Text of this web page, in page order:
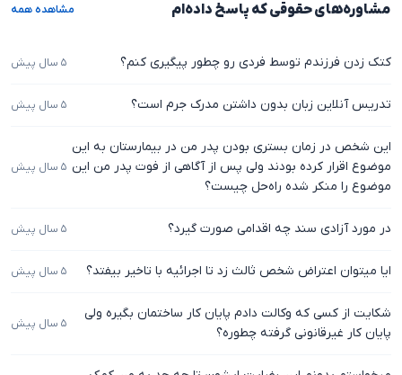
مشاوره‌های حقوقی که پاسخ داده‌ام مشاهده همه
کتک زدن فرزندم توسط فردی رو چطور پیگیری کنم؟ ۵ سال پیش
تدریس آنلاین زبان بدون داشتن مدرک جرم است؟ ۵ سال پیش
این شخص در زمان بستری بودن پدر من در بیمارستان به این
موضوع اقرار کرده بودند ولی پس از آگاهی از فوت پدر من این
موضوع را منکر شده راه‌حل چیست؟
۵ سال پیش
در مورد آزادی سند چه اقدامی صورت گیرد؟ ۵ سال پیش
ایا میتوان اعتراض شخص ثالث زد تا اجرائیه با تاخیر بیفتد؟ ۵ سال پیش
شکایت از کسی که وکالت دادم پایان کار ساختمان بگیره ولی
پایان کار غیرقانونی گرفته چطوره؟
۵ سال پیش